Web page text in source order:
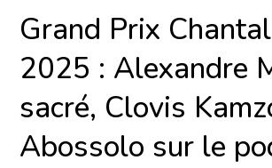
Grand Prix
2025 : Alexandre
sacré, Clovis
Abossolo sur le